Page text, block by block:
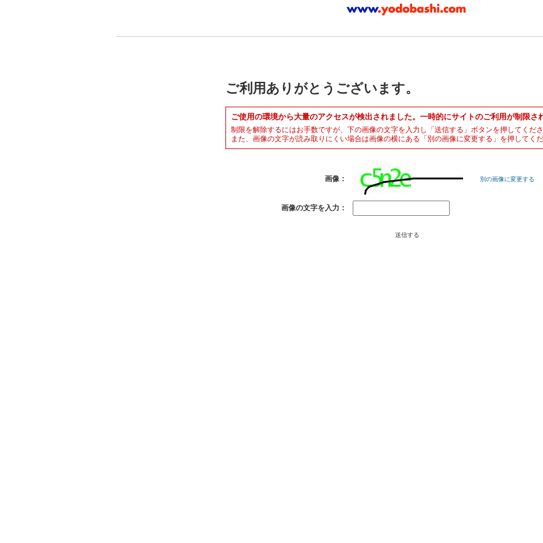
ご利用ありがとうございます。
ご使用の環境から大量のアクセスが検出されました。一時的にサイトのご利用が制限さ
制限を解除するにはお手数ですが、下の画像の文字を入力し「送信する」ボタンを押してくださ
また、画像の文字が読み取りにくい場合は画像の横にある「別の画像に変更する」を押してくだ
画像： 別の画像に変更する
画像の文字を入力：
送信する